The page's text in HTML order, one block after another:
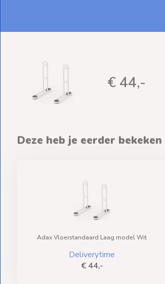
€ 44,-
Deze heb je eerder bekeken
Adax Vloerstandaard Laag model Wit
Deliverytime
€ 44,-